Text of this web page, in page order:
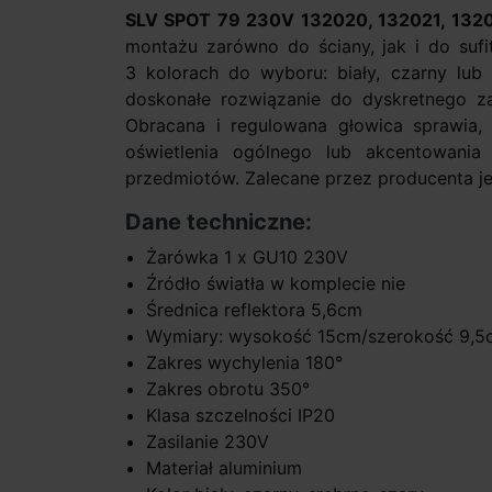
SLV SPOT 79 230V 132020, 132021,
montażu zarówno do ściany, jak i do
3 kolorach do wyboru: biały, czarny
doskonałe rozwiązanie do dyskretnego
Obracana i regulowana głowica
oświetlenia ogólnego lub
przedmiotów. Zalecane przez producenta
Dane techniczne:
Żarówka 1 x GU10 230V
Źródło światła w komplecie nie
Średnica reflektora 5,6cm
Wymiary: wysokość 15cm/szerokość
Zakres wychylenia 180°
Zakres obrotu 350°
Klasa szczelności IP20
Zasilanie 230V
Materiał aluminium